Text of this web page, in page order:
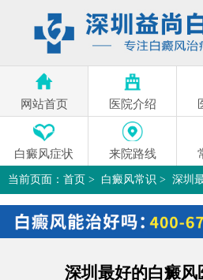
网站首页 医院介绍
白癜风症状 来院路线
当前页面： 首页 > 白癜风常识 > 深圳
深圳最好的白癜风